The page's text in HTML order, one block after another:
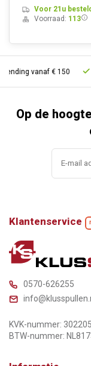
Voor 21u
Voorraad: 113
vanaf € 150
Op de
Klantenservice
0570-626255
KVK-nummer:
BTW-nummer: